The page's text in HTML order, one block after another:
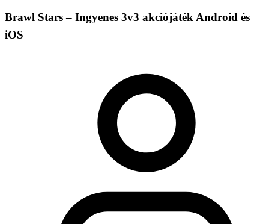
Brawl Stars – Ingyenes 3v3 akciójáték Android és
iOS